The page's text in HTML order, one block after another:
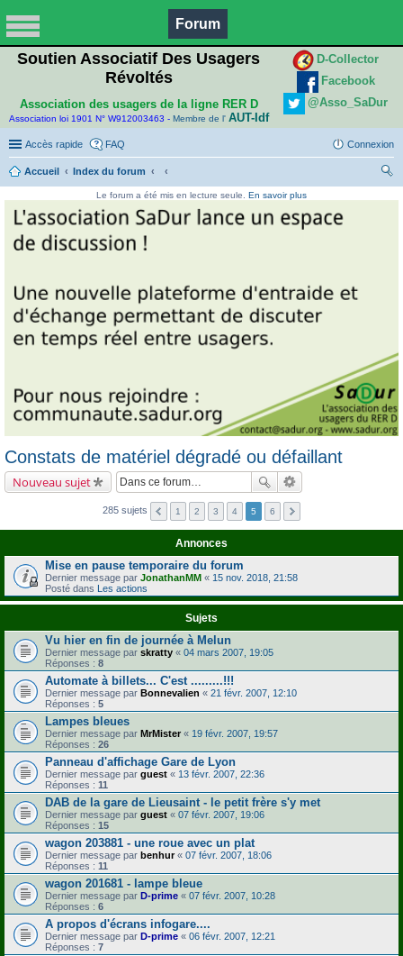
Forum
Soutien Associatif Des Usagers
Révoltés
Association des usagers de la ligne RER D
Association loi 1901 N° W912003463 - Membre de l' AUT-Idf
D-Collector
Facebook
@Asso_SaDur
Accès rapide FAQ Connexion
Accueil
Index du forum
Le forum a été mis en lecture seule. En savoir plus
Constats de matériel dégradé ou défaillant
Nouveau sujet
285 sujets 1 2 3 4 5 6
Annonces
Mise en pause temporaire du forum
Dernier message par JonathanMM « 15 nov. 2018, 21:58
Posté dans Les actions
Sujets
Vu hier en fin de journée à Melun
Dernier message par skratty « 04 mars 2007, 19:05
Réponses : 8
Automate à billets... C'est .........!!!
Dernier message par Bonnevalien « 21 févr. 2007, 12:10
Réponses : 5
Lampes bleues
Dernier message par MrMister « 19 févr. 2007, 19:57
Réponses : 26
Panneau d'affichage Gare de Lyon
Dernier message par guest « 13 févr. 2007, 22:36
Réponses : 11
DAB de la gare de Lieusaint - le petit frère s'y met
Dernier message par guest « 07 févr. 2007, 19:06
Réponses : 15
wagon 203881 - une roue avec un plat
Dernier message par benhur« 07 févr. 2007, 18:06
Réponses : 11
wagon 201681 - lampe bleue
Dernier message par D-prime « 07 févr. 2007, 10:28
Réponses : 6
A propos d'écrans infogare....
Dernier message par D-prime « 06 févr. 2007, 12:21
Réponses : 7